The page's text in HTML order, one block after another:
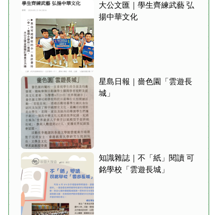
大公文匯｜學生齊練武藝 弘
揚中華文化
星島日報｜嗇色園「雲遊長
城」
知識雜誌｜不「紙」閱讀 可
銘學校「雲遊長城」